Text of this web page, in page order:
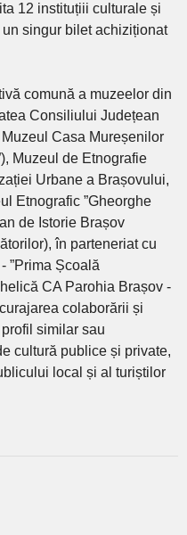
12 instituțiii culturale și
singur bilet achiziționat
comună a muzeelor din
Consiliului Județean
Casa Mureșenilor
Muzeul de Etnografie
Urbane a Brașovului,
Etnografic ”Gheorghe
de Istorie Brașov
în parteneriat cu
”Prima Școală
CA Parohia Brașov -
colaborării și
similar sau
cultură publice și private,
local și al turiștilor